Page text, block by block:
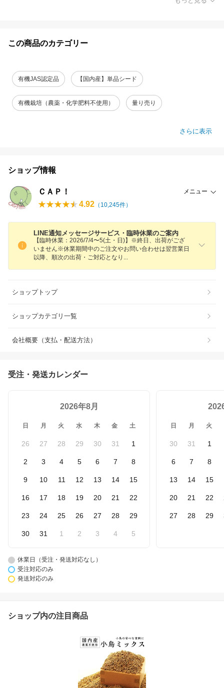
この商品のカテゴリー
有機JAS認定品 【国内産】単品シード
有機栽培（農薬・化学肥料不使用） 量り売り
さらに表示
ショップ情報
ＣＡＰ！ メニュー
4.92 （ 10,245件）
LINE通知メッセージサービス・臨時休業のご案内
【臨時休業：2026/7/4〜5(土・日)】※終日、出荷がござ
いません※休業期間中のご注文やお問い合わせは翌営業日
以降、順次の出荷・ご対応とな り
ショップトップ
ショップカテゴリ一覧
会社概要（支払・配送方法）
受注・発送カレンダー
2026年8月
日 月 火 水 木 金 土
26 27 28 29 30 31 1
2 3 4 5 6 7 8
9 10 11 12 13 14 15
16 17 18 19 20 21 22
23 24 25 26 27 28 29
30 31 1 2 3 4 5
日 月 火
30 31 1
6 7 8
13 14 15
20 21 22
27 28 29
休業日（受注・発送対応なし）
受注対応のみ
発送対応のみ
ショップ内の注目商品